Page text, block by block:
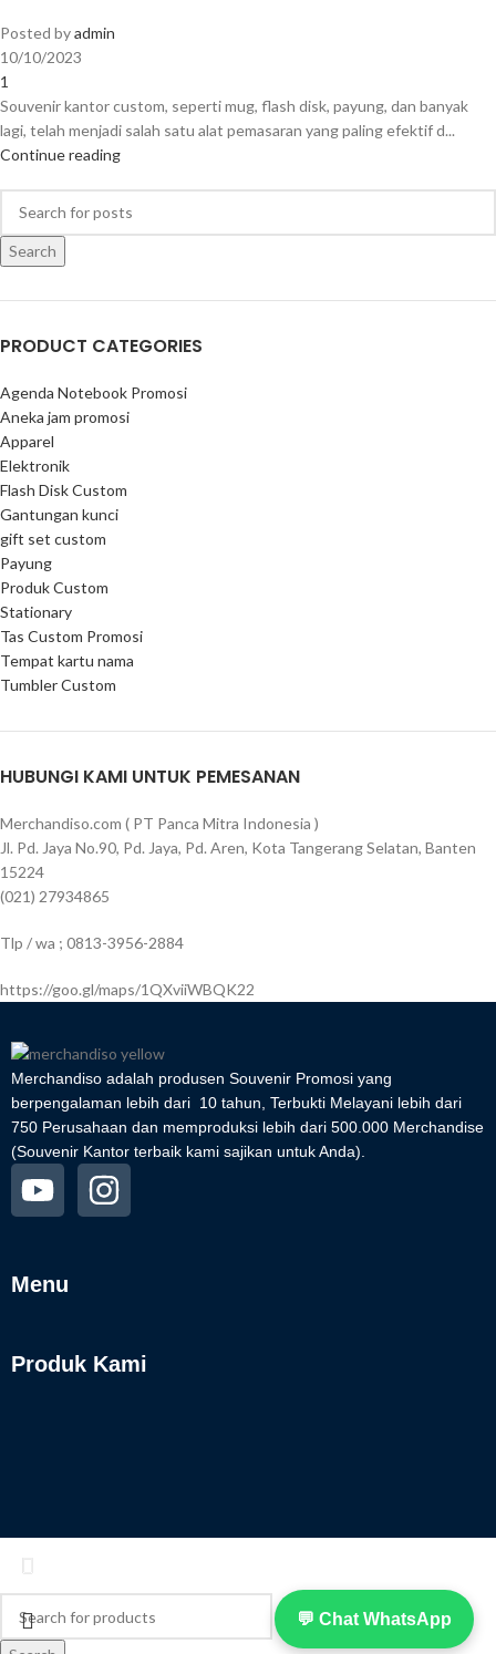
💬 Chat WhatsApp
Posted byadmin
10/10/2023
1
Souvenir kantor custom, seperti mug, flash disk, payung, dan banyak
lagi, telah menjadi salah satu alat pemasaran yang paling efektif d...
Continue reading
Search
PRODUCT CATEGORIES
Agenda Notebook Promosi
Aneka jam promosi
Apparel
Elektronik
Flash Disk Custom
Gantungan kunci
gift set custom
Payung
Produk Custom
Stationary
Tas Custom Promosi
Tempat kartu nama
Tumbler Custom
HUBUNGI KAMI UNTUK PEMESANAN
Merchandiso.com ( PT Panca Mitra Indonesia )
Jl. Pd. Jaya No.90, Pd. Jaya, Pd. Aren, Kota Tangerang Selatan, Banten
15224
(021) 27934865
Tlp / wa ; 0813-3956-2884
https://goo.gl/maps/1QXviiWBQK22
Merchandiso adalah produsen Souvenir Promosi yang
berpengalaman lebih dari 10 tahun, Terbukti Melayani lebih dari
750 Perusahaan dan memproduksi lebih dari 500.000 Merchandise
(Souvenir Kantor terbaik kami sajikan untuk Anda).
Menu
Produk Kami